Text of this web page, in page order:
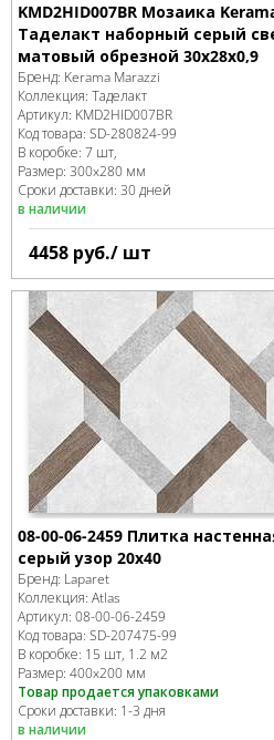
KMD2HID007BR Мозаика
Таделакт наборный серый
матовый обрезной 30x28x0,9
Бренд: Kerama Marazzi
Коллекция: Таделакт
Артикул: KMD2HID007BR
Код товара: SD-280824-99
В коробке: 7 шт,
Размер: 300x280 мм
Сроки доставки: 30 дней
в наличии
4458 руб./ шт
08-00-06-2459 Плитка
серый узор 20х40
Бренд: Laparet
Коллекция: Atlas
Артикул: 08-00-06-2459
Код товара: SD-207475-99
В коробке: 15 шт, 1.2 м2
Размер: 400x200 мм
Товар продается упаковками
Сроки доставки: 1-3 дня
в наличии